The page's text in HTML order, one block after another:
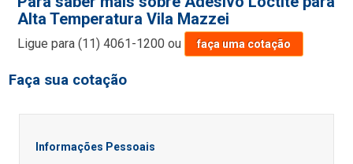
Alta Temperatura Vila Mazzei
Ligue para(11) 4061-1200 ou faça uma cotação
Faça sua cotação
Informações Pessoais